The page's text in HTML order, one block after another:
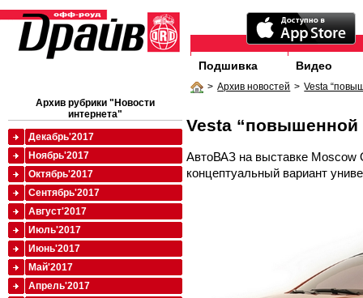
Подшивка Видео
> Архив новостей > Vesta
Vesta “повышенной
АвтоВАЗ на выставке Moscow
концептуальный вариант
Архив рубрики "Новости
интернета"
Декабрь'2017
Ноябрь'2017
Октябрь'2017
Сентябрь'2017
Август'2017
Июль'2017
Июнь'2017
Май'2017
Апрель'2017